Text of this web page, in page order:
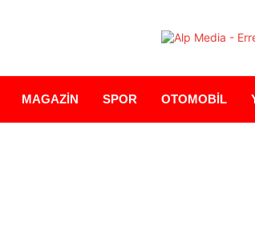
MAGAZİN SPOR OTOMOBİL